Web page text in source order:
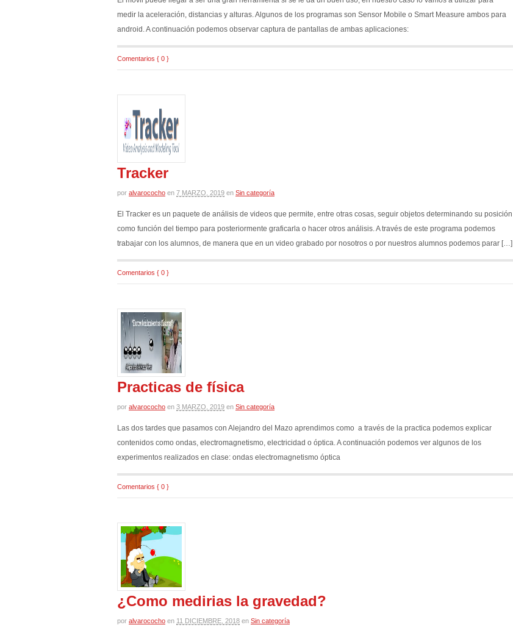
medir la aceleración, distancias y alturas. Algunos de los programas son Sensor Mobile o Smart Measure ambos para
android. A continuación podemos observar captura de pantallas de ambas aplicaciones:
Comentarios { 0 }
Tracker
por alvarococho en 7 MARZO, 2019 en Sin categoría
El Tracker es un paquete de análisis de videos que permite, entre otras cosas, seguir objetos determinando su posición
como función del tiempo para posteriormente graficarla o hacer otros análisis. A través de este programa podemos
trabajar con los alumnos, de manera que en un video grabado por nosotros o por nuestros alumnos podemos parar […]
Comentarios { 0 }
Practicas de física
por alvarococho en 3 MARZO, 2019 en Sin categoría
Las dos tardes que pasamos con Alejandro del Mazo aprendimos como a través de la practica podemos explicar
contenidos como ondas, electromagnetismo, electricidad o óptica. A continuación podemos ver algunos de los
experimentos realizados en clase: ondas electromagnetismo óptica
Comentarios { 0 }
¿Como medirias la gravedad?
por alvarococho en 11 DICIEMBRE, 2018 en Sin categoría